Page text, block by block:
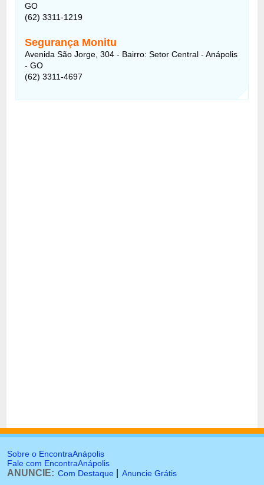
GO
(62) 3311-1219
Segurança Monitu
Avenida São Jorge, 304 - Bairro: Setor Central - Anápolis
- GO
(62) 3311-4697
Sobre o EncontraAnápolis
Fale com EncontraAnápolis
ANUNCIE: Com Destaque Anuncie Grátis